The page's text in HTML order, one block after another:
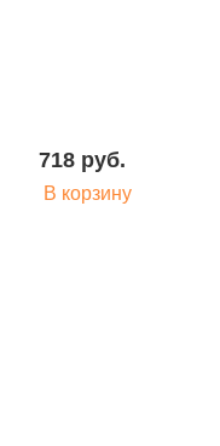
718 руб.
В корзину